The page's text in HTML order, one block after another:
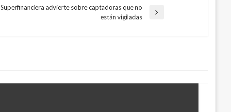
Superfinanciera advierte sobre captadoras que no
están vigiladas